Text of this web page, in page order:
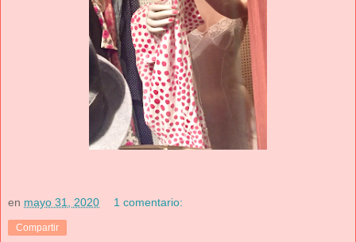
en mayo 31, 2020 1 comentario:
Compartir